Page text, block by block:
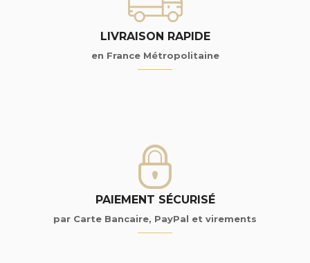
LIVRAISON RAPIDE
en France Métropolitaine
PAIEMENT SÉCURISÉ
par Carte Bancaire, PayPal et virements